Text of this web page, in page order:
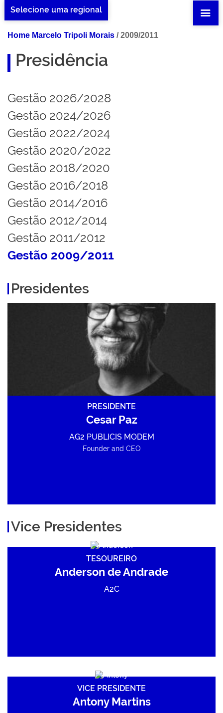
Selecione uma regional
Home Marcelo Tripoli Morais /2009/2011
Presidência
Gestão 2026/2028
Gestão 2024/2026
Gestão 2022/2024
Gestão 2020/2022
Gestão 2018/2020
Gestão 2016/2018
Gestão 2014/2016
Gestão 2012/2014
Gestão 2011/2012
Gestão 2009/2011
Presidentes
PRESIDENTE
Cesar Paz
AG2 PUBLICIS MODEM
Founder and CEO
Vice Presidentes
TESOUREIRO
Anderson de Andrade
A2C
VICE PRESIDENTE
Antony Martins